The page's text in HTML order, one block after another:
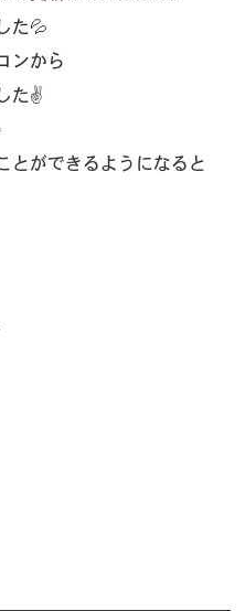
た💦
ンから
た✌️
とができるようになると